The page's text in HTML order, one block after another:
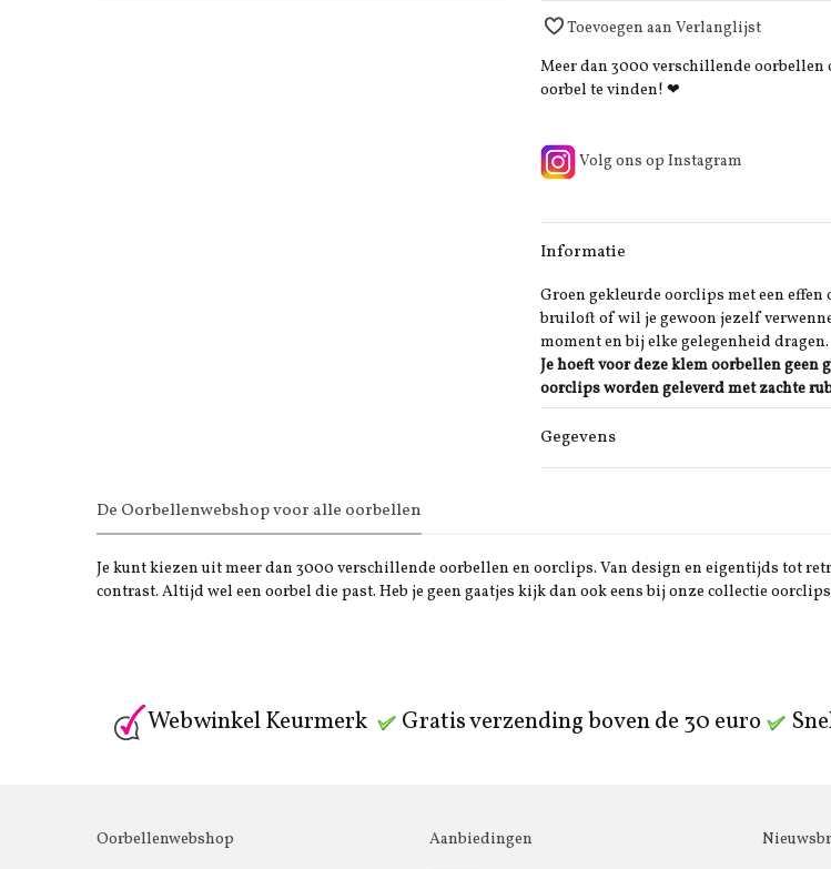
Toevoegen aan Verlanglijst
Meer dan 3000 verschillende oorbellen
oorbel te vinden! ❤
Volg ons op Instagram
Informatie
Groen gekleurde oorclips met een effen
bruiloft of wil je gewoon jezelf
moment en bij elke gelegenheid dragen.
Je hoeft voor deze klem oorbellen geen
oorclips worden geleverd met zachte
Gegevens
De Oorbellenwebshop voor alle oorbellen
Je kunt kiezen uit meer dan 3000 verschillende oorbellen en oorclips. Van design en eigentijds tot
contrast. Altijd wel een oorbel die past. Heb je geen gaatjes kijk dan ook eens bij onze collectie
Webwinkel Keurmerk Gratis verzending boven de 30 euro
Oorbellenwebshop Aanbiedingen